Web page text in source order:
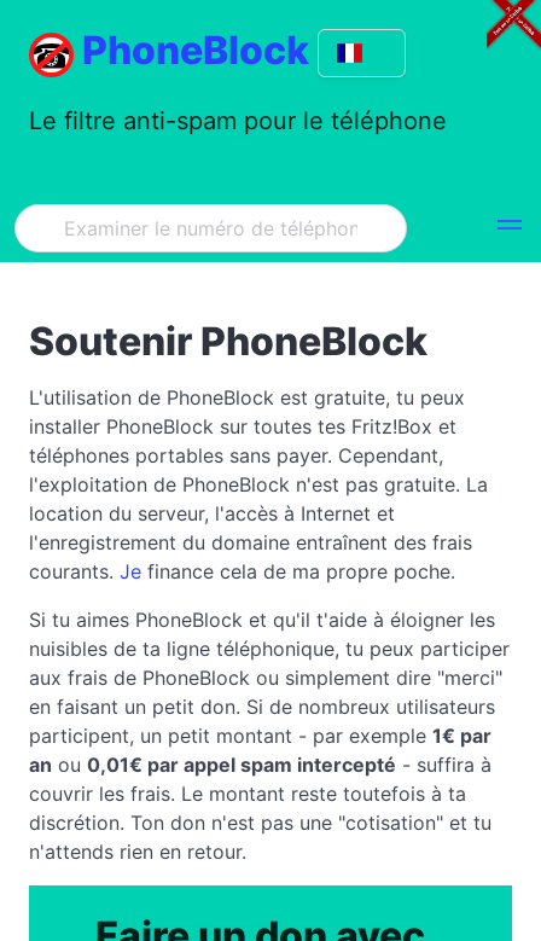
PhoneBlock
Le filtre anti-spam pour le téléphone
Soutenir PhoneBlock
L'utilisation de PhoneBlock est gratuite, tu peux
installer PhoneBlock sur toutes tes Fritz!Box et
téléphones portables sans payer. Cependant,
l'exploitation de PhoneBlock n'est pas gratuite. La
location du serveur, l'accès à Internet et
l'enregistrement du domaine entraînent des frais
courants. Je finance cela de ma propre poche.
Si tu aimes PhoneBlock et qu'il t'aide à éloigner les
nuisibles de ta ligne téléphonique, tu peux participer
aux frais de PhoneBlock ou simplement dire "merci"
en faisant un petit don. Si de nombreux utilisateurs
participent, un petit montant - par exemple 1€ par
an ou 0,01€ par appel spam intercepté - suffira à
couvrir les frais. Le montant reste toutefois à ta
discrétion. Ton don n'est pas une "cotisation" et tu
n'attends rien en retour.